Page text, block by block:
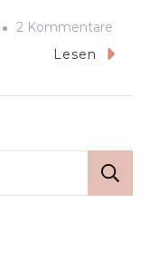
2 Kommentare
Das
Lesen